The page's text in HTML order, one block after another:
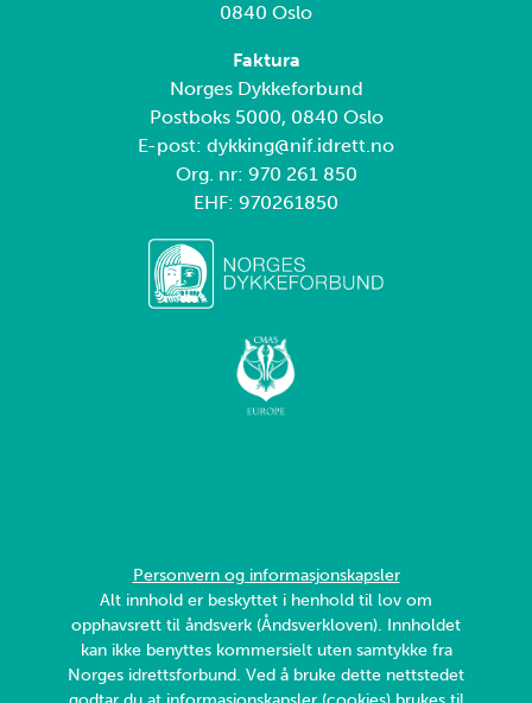
0840 Oslo
Faktura
Norges Dykkeforbund
Postboks 5000, 0840 Oslo
E-post: dykking@nif.idrett.no
Org. nr: 970 261 850
EHF: 970261850
Personvern og informasjonskapsler
Alt innhold er beskyttet i henhold til lov om
opphavsrett til åndsverk (Åndsverkloven). Innholdet
kan ikke benyttes kommersielt uten samtykke fra
Norges idrettsforbund. Ved å bruke dette nettstedet